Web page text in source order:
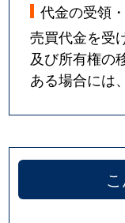
代金の受領
売買代金を受
及び所有権の
ある場合には